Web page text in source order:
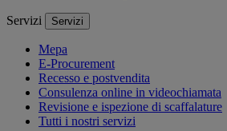
Servizi Servizi
Mepa
E-Procurement
Recesso e postvendita
Consulenza online in videochiamata
Revisione e ispezione di scaffalature
Tutti i nostri servizi